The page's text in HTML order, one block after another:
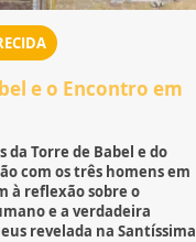
e o Encontro em
da Torre de Babel e do
com os três homens em
à reflexão sobre o
e a verdadeira
revelada na Santíssima